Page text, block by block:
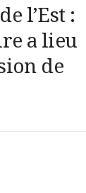
l’Est :
a lieu
de